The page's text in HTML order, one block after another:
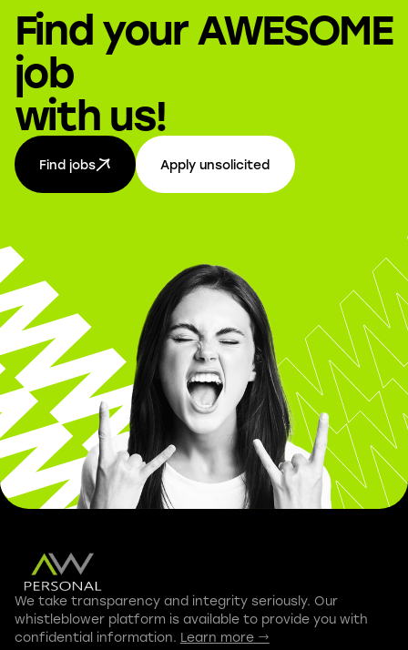
Find your AWESOME
job
with us!
Find jobs Apply unsolicited
We take transparency and integrity seriously. Our
whistleblower platform is available to provide you with
confidential information. Learn more →